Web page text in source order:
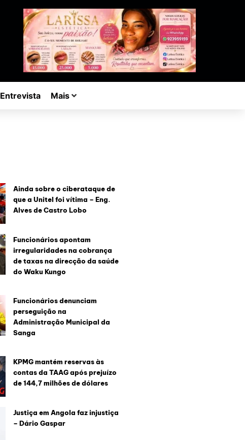
Entrevista Mais
Ainda sobre o ciberataque de
que a Unitel foi vítima – Eng.
Alves de Castro Lobo
Funcionários apontam
irregularidades na cobrança
de taxas na direcção da saúde
do Waku Kungo
Funcionários denunciam
perseguição na
Administração Municipal da
Sanga
KPMG mantém reservas às
contas da TAAG após prejuízo
de 144,7 milhões de dólares
Justiça em Angola faz injustiça
– Dário Gaspar